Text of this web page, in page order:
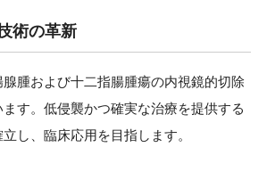
術の革新
腫および十二指腸腫瘍の内視鏡的切除
す。低侵襲かつ確実な治療を提供する
し、臨床応用を目指します。